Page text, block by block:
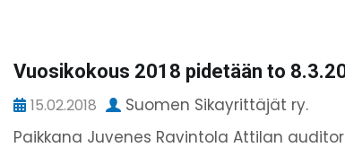
Vuosikokous 2018 pidetään to
15.02.2018
Suomen Sikayrittäjät ry.
Paikkana Juvenes Ravintola Attilan